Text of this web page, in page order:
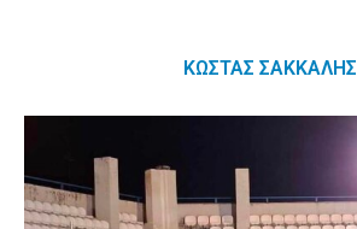
ΚΏΣΤΑΣ ΣΆΚΚΑΛΗΣ